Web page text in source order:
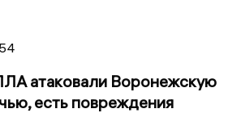
атаковали Воронежскую
есть повреждения